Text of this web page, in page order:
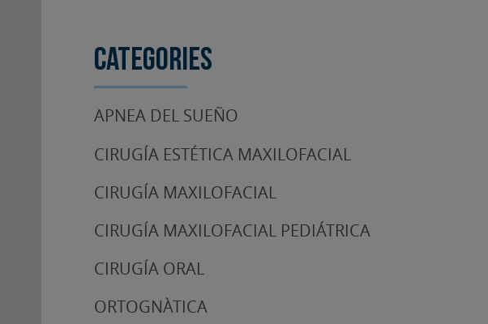
Categories
APNEA DEL SUEÑO
CIRUGÍA ESTÉTICA MAXILOFACIAL
CIRUGÍA MAXILOFACIAL
CIRUGÍA MAXILOFACIAL PEDIÁTRICA
CIRUGÍA ORAL
ORTOGNÀTICA